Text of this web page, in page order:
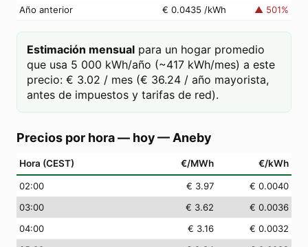
Año anterior
€ 0.0435 /kWh ▲ 501%
Estimación mensual para un hogar promedio
que usa 5 000 kWh/año (~417 kWh/mes) a este
precio: € 3.02 / mes (€ 36.24 / año mayorista,
antes de impuestos y tarifas de red).
Precios por hora — hoy— Aneby
Hora (CEST) €/MWh €/kWh
02:00 € 3.97
€ 0.0040
03:00 € 3.62
€ 0.0036
04:00 € 3.16
€ 0.0032